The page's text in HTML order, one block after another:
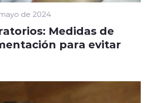
de 2024
Medidas de
para evitar